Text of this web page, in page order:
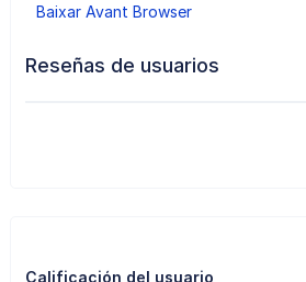
Baixar Avant Browser
Reseñas de usuarios
Calificación del usuario